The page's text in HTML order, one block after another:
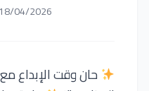
18/04/2026
حان وقت الإبداع